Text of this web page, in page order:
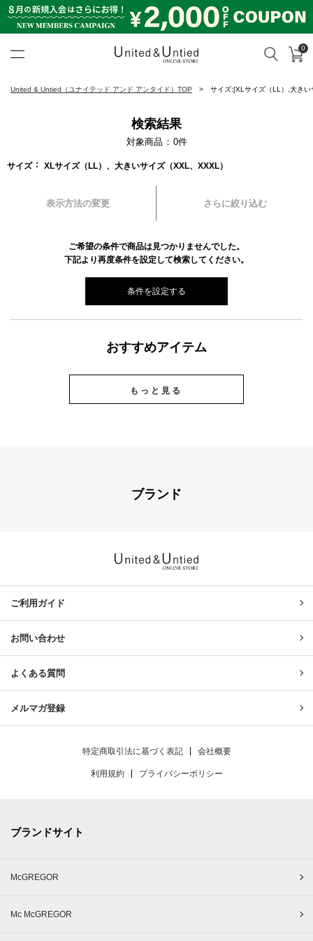
検索 カ
0
United & Untied（ユナイテッド アンド アンタイド）TOP サイズ:[XLサイズ（LL）,大き
検索結果
対象商品 0件
サイズ XLサイズ（LL）、大きいサイズ（XXL、XXXL）
表示方法の変更 さらに絞り込む
ご希望の条件で商品は見つかりませんでした。
下記より再度条件を設定して検索してください。
条件を設定する
おすすめアイテム
もっと見る
ブランド
ご利用ガイド
お問い合わせ
よくある質問
メルマガ登録
特定商取引法に基づく表記 会社概要
利用規約 プライバシーポリシー
ブランドサイト
McGREGOR
Mc McGREGOR